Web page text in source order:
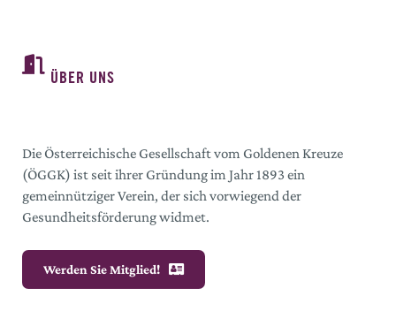
ÜBER UNS
Die Österreichische Gesellschaft vom Goldenen Kreuze
(ÖGGK) ist seit ihrer Gründung im Jahr 1893 ein
gemeinnütziger Verein, der sich vorwiegend der
Gesundheitsförderung widmet.
Werden Sie Mitglied!